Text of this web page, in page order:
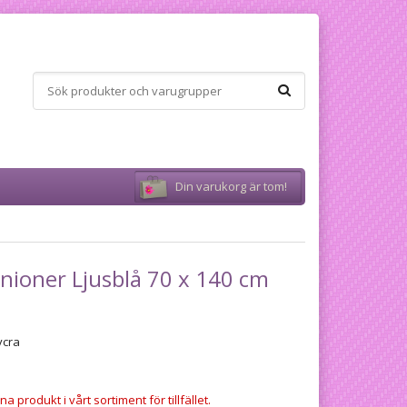
Din varukorg är tom!
Ljusblå 70 x 140 cm
produkt i vårt sortiment för tillfället.